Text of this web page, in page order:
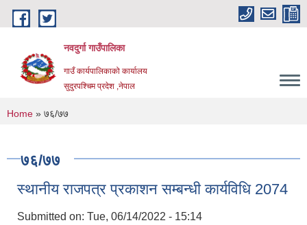
Skip to main content
नवदुर्गा गाउँपालिका
गाउँ कार्यपालिकाको कार्यालय
सुदुरपश्चिम प्रदेश ,नेपाल
You are here
Home » ७६/७७
७६/७७
स्थानीय राजपत्र प्रकाशन सम्बन्धी कार्यविधि 2074
Submitted on: Tue, 06/14/2022 - 15:14